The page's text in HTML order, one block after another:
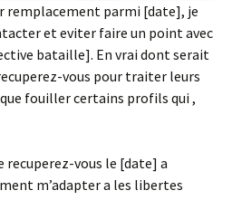
remplacement parmi [date], je
et eviter faire un point avec
bataille]. En vrai dont serait
vous pour traiter leurs
fouiller certains profils qui ,
recuperez-vous le [date] a
m’adapter a les libertes